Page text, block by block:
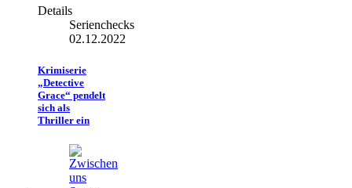
Details
Serienchecks
02.12.2022
Krimiserie
„Detective
Grace“ pendelt
sich als
Thriller ein